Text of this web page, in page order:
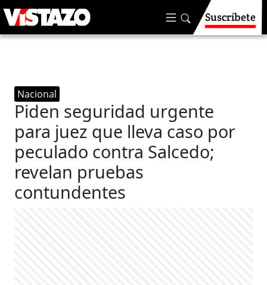
Suscríbete
Nacional
Piden seguridad urgente
para juez que lleva caso por
peculado contra Salcedo;
revelan pruebas
contundentes